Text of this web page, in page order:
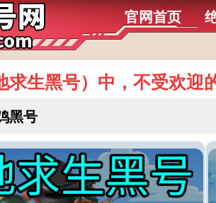
官网首页
求生黑号）中，不受欢迎
黑号